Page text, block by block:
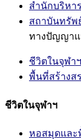
สำนักบริหา
สถาบันทรัพ
ทางปัญญาแ
ชีวิตในจุฬาฯ
พื้นที่สร้างส
ชีวิตในจุฬาฯ
หอสมุดและ